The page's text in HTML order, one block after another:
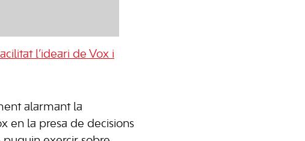
l’ideari de Vox i
alarmant la
en la presa de decisions